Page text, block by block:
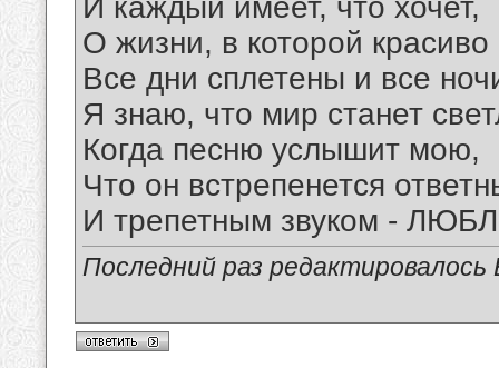
И каждый имеет, что хочет,
О жизни, в которой красиво
Все дни сплетены и все
Я знаю, что мир станет
Когда песню услышит мою,
Что он встрепенется
И трепетным звуком -
Последний раз